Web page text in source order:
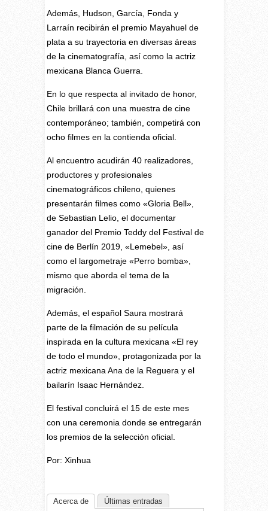
Además, Hudson, García, Fonda y
Larraín recibirán el premio Mayahuel de
plata a su trayectoria en diversas áreas
de la cinematografía, así como la actriz
mexicana Blanca Guerra.
En lo que respecta al invitado de honor,
Chile brillará con una muestra de cine
contemporáneo; también, competirá con
ocho filmes en la contienda oficial.
Al encuentro acudirán 40 realizadores,
productores y profesionales
cinematográficos chileno, quienes
presentarán filmes como «Gloria Bell»,
de Sebastian Lelio, el documentar
ganador del Premio Teddy del Festival de
cine de Berlín 2019, «Lemebel», así
como el largometraje «Perro bomba»,
mismo que aborda el tema de la
migración.
Además, el español Saura mostrará
parte de la filmación de su película
inspirada en la cultura mexicana «El rey
de todo el mundo», protagonizada por la
actriz mexicana Ana de la Reguera y el
bailarín Isaac Hernández.
El festival concluirá el 15 de este mes
con una ceremonia donde se entregarán
los premios de la selección oficial.
Por: Xinhua
Acerca de Últimas entradas